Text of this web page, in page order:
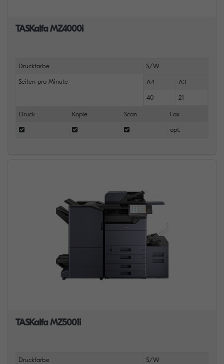
TASKalfa MZ4000i
Druckfarbe S/W
Seiten pro Minute A4 A3
40 21
Druck Kopie Scan Fax
opt.
TASKalfa MZ5001i
Druckfarbe S/W